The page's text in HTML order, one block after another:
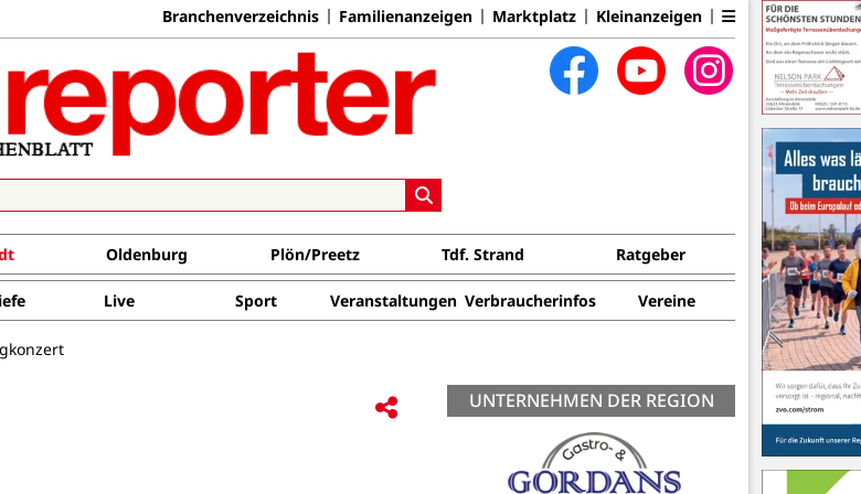
Branchenverzeichnis Familienanzeigen Marktplatz Kleinanzeigen
Oldenburg Plön/Preetz Tdf. Strand Ratgeber
Live Sport Veranstaltungen Verbraucherinfos Vereine
UNTERNEHMEN DER REGION